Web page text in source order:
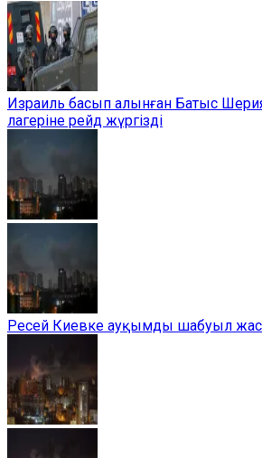
Израиль басып алынған Батыс
лагеріне рейд жүргізді
Ресей Киевке ауқымды шабуыл